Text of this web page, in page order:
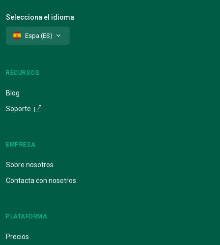
Selecciona el idioma
Espa (ES)
RECURSOS
Blog
Soporte
EMPRESA
Sobre nosotros
Contacta con nosotros
PLATAFORMA
Precios